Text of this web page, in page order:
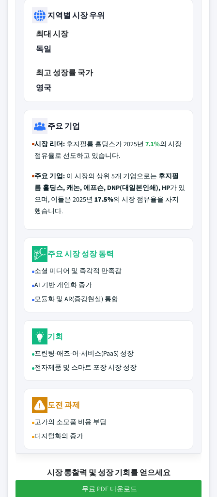
지역별 시장 우위
최대 시장
독일
최고 성장률 국가
영국
주요 기업
시장 리더: 후지필름 홀딩스가 2025년 7.1%의 시장
점유율로 선도하고 있습니다.
주요 기업: 이 시장의 상위 5개 기업으로는 후지필
름 홀딩스, 캐논, 에프슨, DNP(대일본인쇄), HP가 있
으며, 이들은 2025년 17.5%의 시장 점유율을 차지
했습니다.
주요 시장 성장 동력
소셜 미디어 및 즉각적 만족감
AI 기반 개인화 증가
모듈화 및 AR(증강현실) 통합
기회
프린팅-애즈-어-서비스(PaaS) 성장
전자제품 및 스마트 포장 시장 성장
도전 과제
고가의 소모품 비용 부담
디지털화의 증가
시장 통찰력 및 성장 기회를 얻으세요
무료 PDF 다운로드